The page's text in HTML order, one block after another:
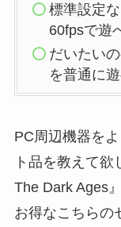
標準設定な
60fpsで遊
だいたい
を普通に
PC周辺機器を
ト品を教えて
The Dark Ages
お得なこちらの